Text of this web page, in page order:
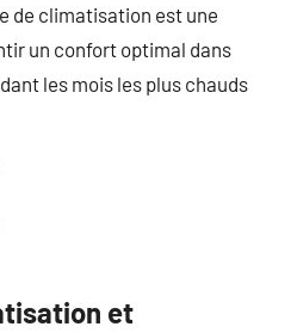
de climatisation est une
un confort optimal dans
les mois les plus chauds
et